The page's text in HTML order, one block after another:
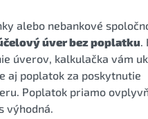
alebo nebankové
úver bez poplatku.
úverov, kalkulačka vám
aj poplatok za poskytnutie
Poplatok priamo
výhodná.